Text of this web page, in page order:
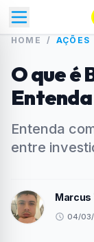
HOME / AÇÕES
O que é
Entenda
entre
Marcus
04/03/